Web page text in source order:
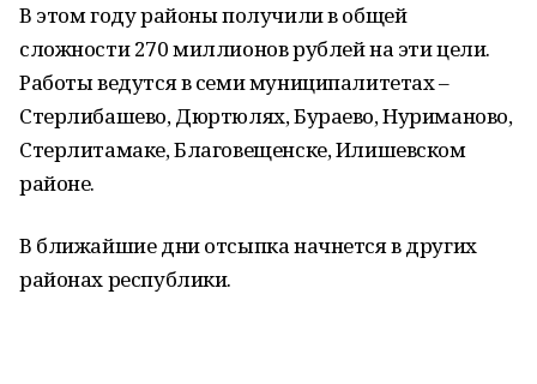
В этом году районы получили в общей
сложности 270 миллионов рублей на эти цели.
Работы ведутся в семи муниципалитетах –
Стерлибашево, Дюртюлях, Бураево, Нуриманово,
Стерлитамаке, Благовещенске, Илишевском
районе.
В ближайшие дни отсыпка начнется в других
районах республики.